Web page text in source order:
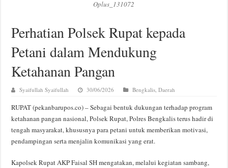
Oplus_131072
Perhatian Polsek Rupat kepada
Petani dalam Mendukung
Ketahanan Pangan
Syaifullah Syaifullah 30/06/2026 Bengkalis ,Daerah
RUPAT (pekanbarupos.co) – Sebagai bentuk dukungan terhadap program
ketahanan pangan nasional, Polsek Rupat, Polres Bengkalis terus hadir di
tengah masyarakat, khususnya para petani untuk memberikan motivasi,
pendampingan serta menjalin komunikasi yang erat.
Kapolsek Rupat AKP Faisal SH mengatakan, melalui kegiatan sambang,